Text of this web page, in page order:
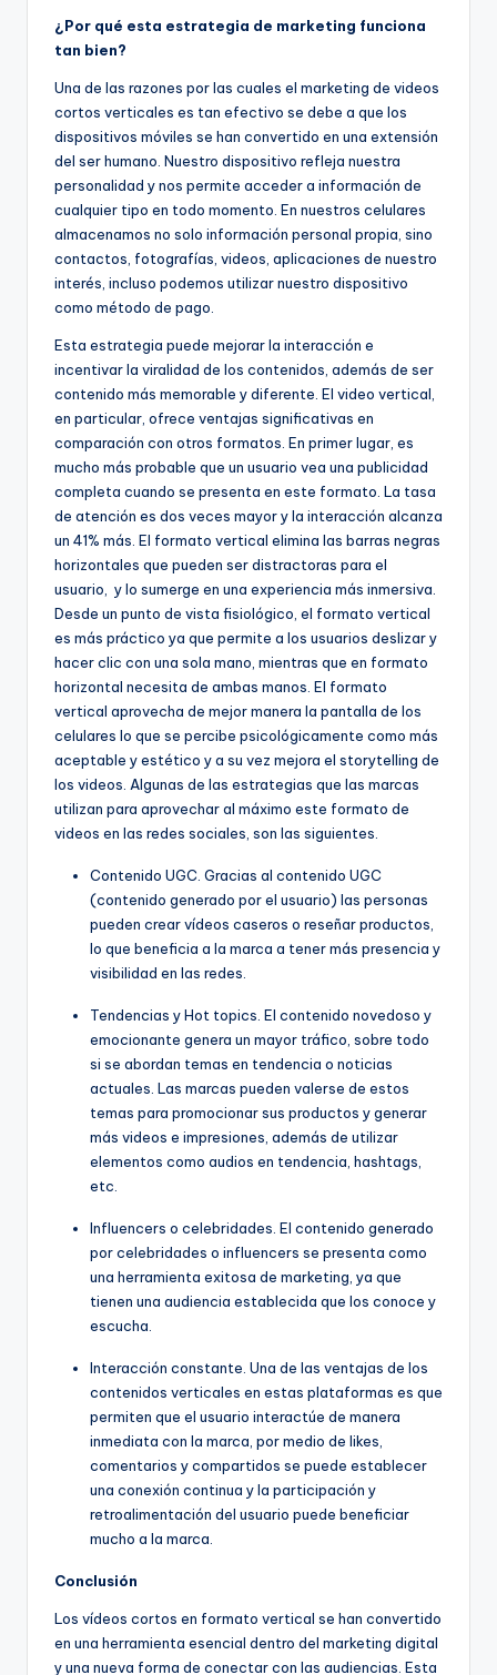
¿Por qué esta estrategia de marketing funciona
tan bien?
Una de las razones por las cuales el marketing de videos
cortos verticales es tan efectivo se debe a que los
dispositivos móviles se han convertido en una extensión
del ser humano. Nuestro dispositivo refleja nuestra
personalidad y nos permite acceder a información de
cualquier tipo en todo momento. En nuestros celulares
almacenamos no solo información personal propia, sino
contactos, fotografías, videos, aplicaciones de nuestro
interés, incluso podemos utilizar nuestro dispositivo
como método de pago.
Esta estrategia puede mejorar la interacción e
incentivar la viralidad de los contenidos, además de ser
contenido más memorable y diferente. El video vertical,
en particular, ofrece ventajas significativas en
comparación con otros formatos. En primer lugar, es
mucho más probable que un usuario vea una publicidad
completa cuando se presenta en este formato. La tasa
de atención es dos veces mayor y la interacción alcanza
un 41% más. El formato vertical elimina las barras negras
horizontales que pueden ser distractoras para el
usuario, y lo sumerge en una experiencia más inmersiva.
Desde un punto de vista fisiológico, el formato vertical
es más práctico ya que permite a los usuarios deslizar y
hacer clic con una sola mano, mientras que en formato
horizontal necesita de ambas manos. El formato
vertical aprovecha de mejor manera la pantalla de los
celulares lo que se percibe psicológicamente como más
aceptable y estético y a su vez mejora el storytelling de
los videos. Algunas de las estrategias que las marcas
utilizan para aprovechar al máximo este formato de
videos en las redes sociales, son las siguientes.
Contenido UGC. Gracias al contenido UGC
(contenido generado por el usuario) las personas
pueden crear vídeos caseros o reseñar productos,
lo que beneficia a la marca a tener más presencia y
visibilidad en las redes.
Tendencias y Hot topics. El contenido novedoso y
emocionante genera un mayor tráfico, sobre todo
si se abordan temas en tendencia o noticias
actuales. Las marcas pueden valerse de estos
temas para promocionar sus productos y generar
más videos e impresiones, además de utilizar
elementos como audios en tendencia, hashtags,
etc.
Influencers o celebridades. El contenido generado
por celebridades o influencers se presenta como
una herramienta exitosa de marketing, ya que
tienen una audiencia establecida que los conoce y
escucha.
Interacción constante. Una de las ventajas de los
contenidos verticales en estas plataformas es que
permiten que el usuario interactúe de manera
inmediata con la marca, por medio de likes,
comentarios y compartidos se puede establecer
una conexión continua y la participación y
retroalimentación del usuario puede beneficiar
mucho a la marca.
Conclusión
Los vídeos cortos en formato vertical se han convertido
en una herramienta esencial dentro del marketing digital
y una nueva forma de conectar con las audiencias. Esta